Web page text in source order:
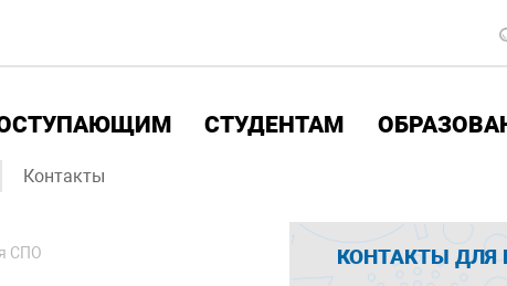
СТУДЕНТАМ
Контакты
СПО КОНТАКТЫ ДЛЯ